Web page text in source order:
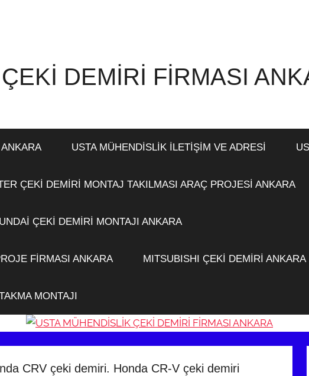
DEMİRİ FİRMASI
USTA MÜHENDİSLİK İLETİŞİM VE ADRESİ
ÇEKİ DEMİRİ MONTAJ TAKILMASI ARAÇ PROJESİ ANKARA
ÇEKİ DEMİRİ MONTAJI ANKARA
FİRMASI ANKARA MITSUBISHI ÇEKİ DEMİRİ ANKARA
MONTAJI
CRV çeki demiri. Honda CR-V çeki demiri